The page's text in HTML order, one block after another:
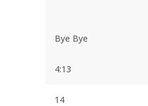
Bye Bye
4:13
14